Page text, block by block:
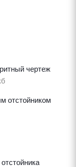
чертеж
отстойником